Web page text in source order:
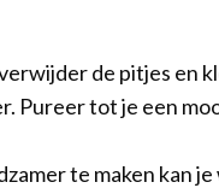
de pitjes en
Pureer tot je een
te maken kan